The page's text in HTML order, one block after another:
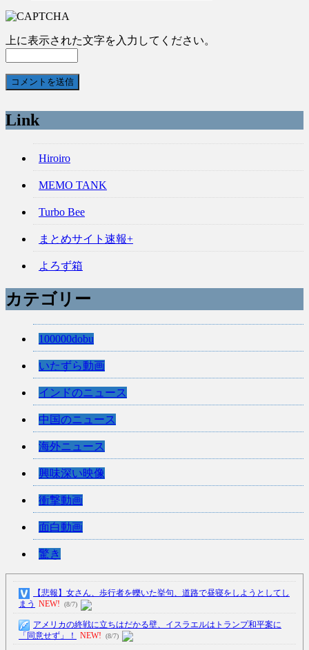
上に表示された文字を入力してください。
Link
Hiroiro
MEMO TANK
Turbo Bee
まとめサイト速報+
よろず箱
カテゴリー
100000dobu
いたずら動画
インドのニュース
中国のニュース
海外ニュース
興味深い映像
衝撃動画
面白動画
驚き
【悲報】女さん、歩行者を轢いた挙句、道路で昼寝をしようとしてし
まう NEW! (8/7)
アメリカの終戦に立ちはだかる壁、イスラエルはトランプ和平案に
「同意せず」！
NEW! (8/7)